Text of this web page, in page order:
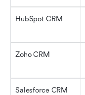
HubSpot CRM
Zoho CRM
Salesforce CRM